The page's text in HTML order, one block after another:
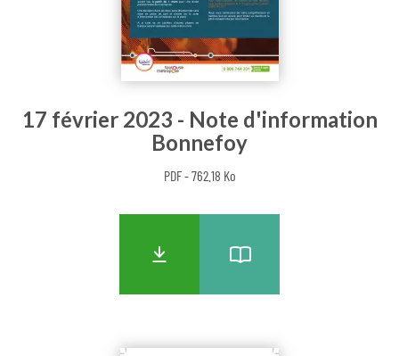
17 février 2023 - Note d'information
Bonnefoy
PDF - 762.18 Ko